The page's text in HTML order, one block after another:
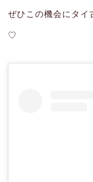
ぜひこの機会にタイ
♡